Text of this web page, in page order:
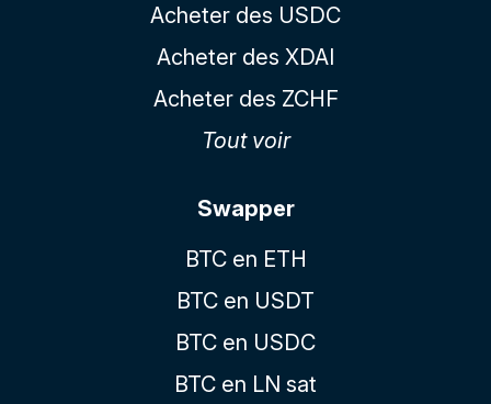
Acheter des USDC
Acheter des XDAI
Acheter des ZCHF
Tout voir
Swapper
BTC en ETH
BTC en USDT
BTC en USDC
BTC en LN sat